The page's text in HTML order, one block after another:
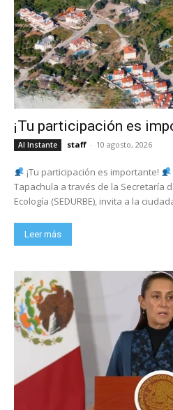
¡Tu participación es
Al Instante staff - 10 agosto, 2026
¡Tu participación es importante!
Tapachula a través de la Secretaría
Ecología (SEDURBE), invita a la
Leer más